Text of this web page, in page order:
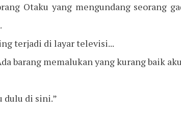
Otaku yang mengundang seorang
terjadi di layar televisi...
barang memalukan yang kurang baik
dulu di sini.”